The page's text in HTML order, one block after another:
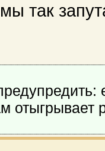
так
отыгрывает